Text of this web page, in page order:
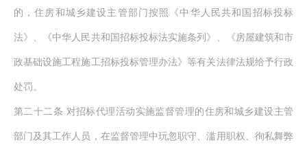
的，住房和城乡建设主管部门按照《中华人民共和国招标投标
法》、《中华人民共和国招标投标法实施条列》、《房屋建筑和市
政基础设施工程施工招标投标管理办法》等有关法律法规给予行政
处罚。
第二十二条 对招标代理活动实施监督管理的住房和城乡建设主管
部门及其工作人员，在监督管理中玩忽职守、滥用职权、徇私舞弊